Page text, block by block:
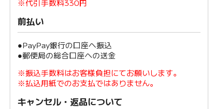
※代引手数料330円
前払い
●PayPay銀行の口座へ振込
●郵便局の総合口座への送金
※振込手数料はお客様負担にてお願いします。
※払込用紙でのお支払ではありません。
キャンセル・返品について